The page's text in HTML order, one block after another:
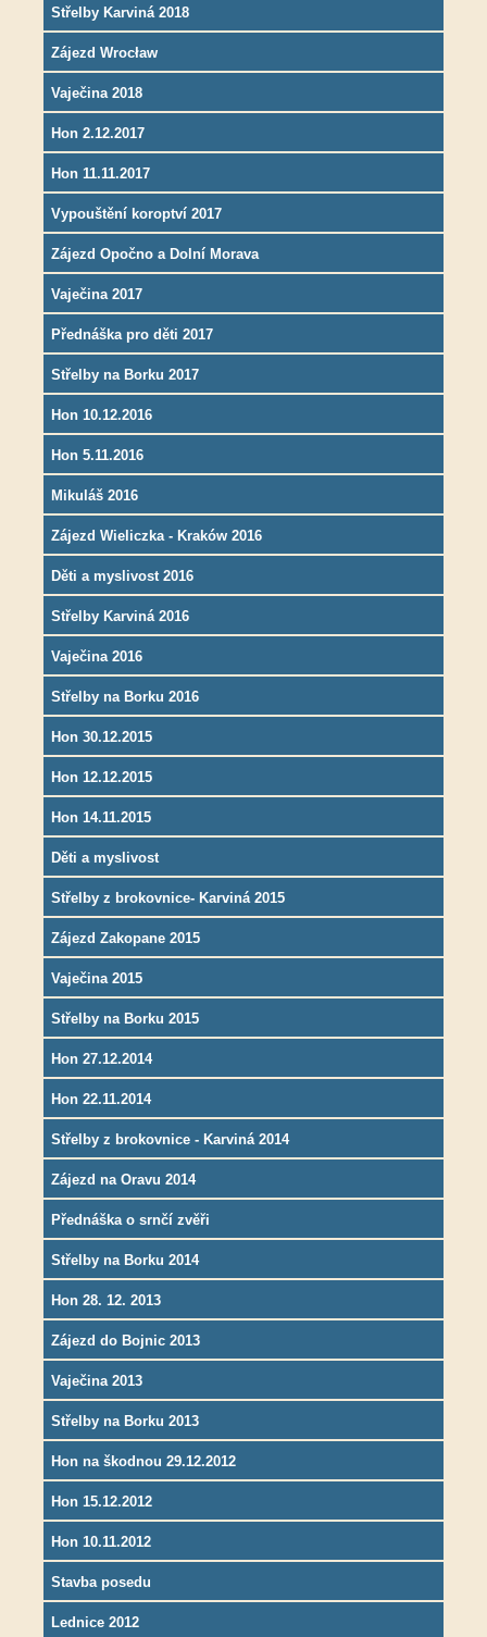
Střelby Karviná 2018
Zájezd Wrocław
Vaječina 2018
Hon 2.12.2017
Hon 11.11.2017
Vypouštění koroptví 2017
Zájezd Opočno a Dolní Morava
Vaječina 2017
Přednáška pro děti 2017
Střelby na Borku 2017
Hon 10.12.2016
Hon 5.11.2016
Mikuláš 2016
Zájezd Wieliczka - Kraków 2016
Děti a myslivost 2016
Střelby Karviná 2016
Vaječina 2016
Střelby na Borku 2016
Hon 30.12.2015
Hon 12.12.2015
Hon 14.11.2015
Děti a myslivost
Střelby z brokovnice- Karviná 2015
Zájezd Zakopane 2015
Vaječina 2015
Střelby na Borku 2015
Hon 27.12.2014
Hon 22.11.2014
Střelby z brokovnice - Karviná 2014
Zájezd na Oravu 2014
Přednáška o srnčí zvěři
Střelby na Borku 2014
Hon 28. 12. 2013
Zájezd do Bojnic 2013
Vaječina 2013
Střelby na Borku 2013
Hon na škodnou 29.12.2012
Hon 15.12.2012
Hon 10.11.2012
Stavba posedu
Lednice 2012